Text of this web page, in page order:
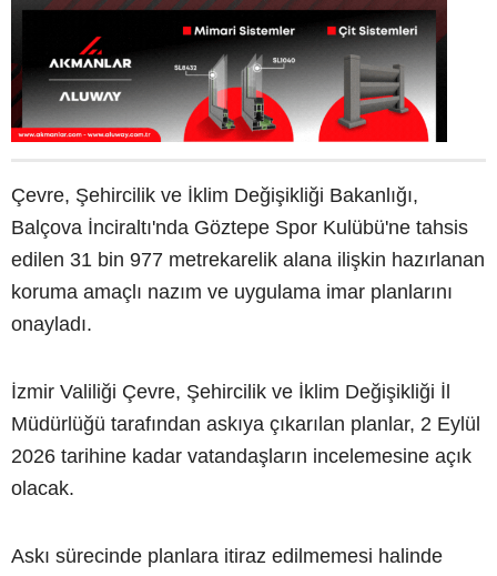
Çevre, Şehircilik ve İklim Değişikliği Bakanlığı,
Balçova İnciraltı'nda Göztepe Spor Kulübü'ne tahsis
edilen 31 bin 977 metrekarelik alana ilişkin hazırlanan
koruma amaçlı nazım ve uygulama imar planlarını
onayladı.
İzmir Valiliği Çevre, Şehircilik ve İklim Değişikliği İl
Müdürlüğü tarafından askıya çıkarılan planlar, 2 Eylül
2026 tarihine kadar vatandaşların incelemesine açık
olacak.
Askı sürecinde planlara itiraz edilmemesi halinde